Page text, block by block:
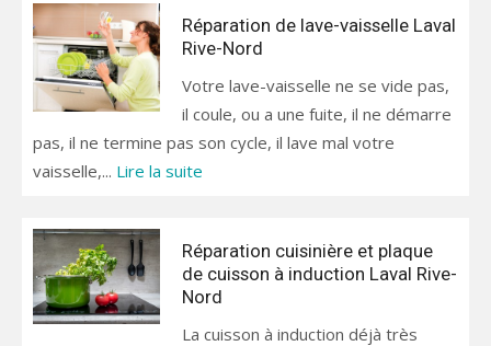
Réparation de lave-vaisselle Laval
Rive-Nord
Votre lave-vaisselle ne se vide pas,
il coule, ou a une fuite, il ne démarre
pas, il ne termine pas son cycle, il lave mal votre
vaisselle,... Lire la suite
Réparation cuisinière et plaque
de cuisson à induction Laval Rive-
Nord
La cuisson à induction déjà très